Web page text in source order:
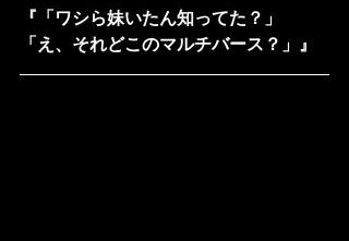
『「ワシら妹いたん知ってた？」
「え、それどこのマルチバース？」』